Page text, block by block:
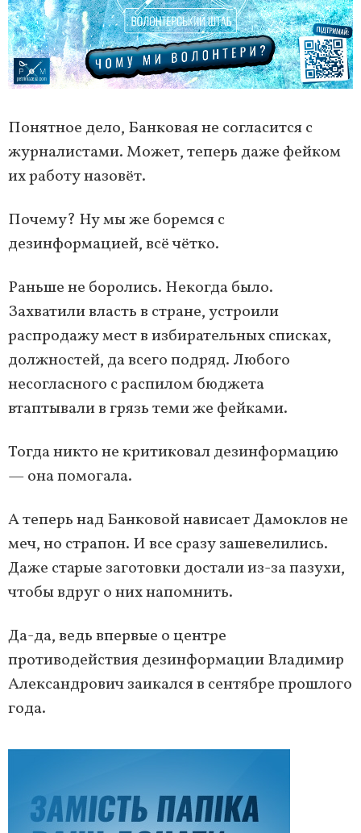
Понятное дело, Банковая не согласится с
журналистами. Может, теперь даже фейком
их работу назовёт.
Почему? Ну мы же боремся с
дезинформацией, всё чётко.
Раньше не боролись. Некогда было.
Захватили власть в стране, устроили
распродажу мест в избирательных списках,
должностей, да всего подряд. Любого
несогласного с распилом бюджета
втаптывали в грязь теми же фейками.
Тогда никто не критиковал дезинформацию
— она помогала.
А теперь над Банковой нависает Дамоклов не
меч, но страпон. И все сразу зашевелились.
Даже старые заготовки достали из-за пазухи,
чтобы вдруг о них напомнить.
Да-да, ведь впервые о центре
противодействия дезинформации Владимир
Александрович заикался в сентябре прошлого
года.